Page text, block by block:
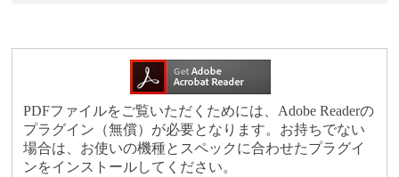
PDFファイルをご覧いただくためには、Adobe Readerの
プラグイン（無償）が必要となります。お持ちでない
場合は、お使いの機種とスペックに合わせたプラグイ
ンをインストールしてください。